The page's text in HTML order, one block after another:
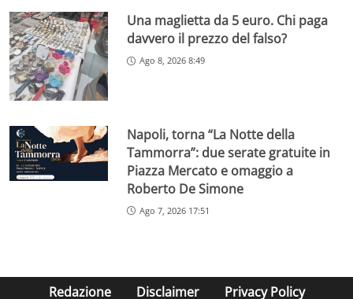
Una maglietta da 5 euro. Chi paga
davvero il prezzo del falso?
Ago 8, 2026 8:49
Napoli, torna “La Notte della
Tammorra”: due serate gratuite in
Piazza Mercato e omaggio a
Roberto De Simone
Ago 7, 2026 17:51
Redazione Disclaimer Privacy Policy